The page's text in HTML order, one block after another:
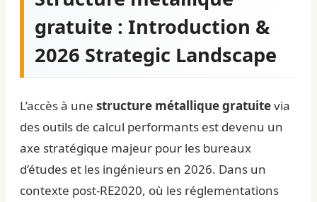
gratuite : Introduction &
2026 Strategic Landscape
L’accès à une structure métallique gratuitevia
des outils de calcul performants est devenu un
axe stratégique majeur pour les bureaux
d’études et les ingénieurs en 2026. Dans un
contexte post-RE2020, où les réglementations